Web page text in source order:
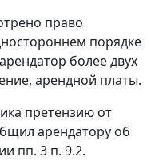
право
порядке
более двух
арендной платы.
претензию от
арендатору об
пп. 3 п. 9.2.